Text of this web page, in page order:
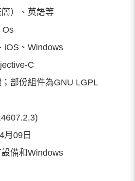
）、英語等
Os
iOS、Windows
C
部份組件為GNU LGPL
月09日
備和Windows